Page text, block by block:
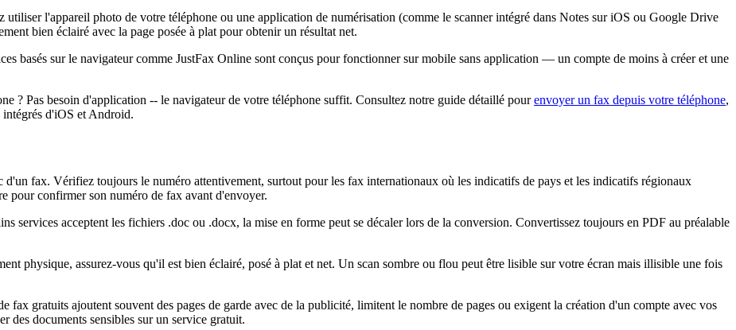
l'appareil photo de votre téléphone ou une application de numérisation (comme le scanner intégré dans Notes sur iOS ou Google Drive
bien éclairé avec la page posée à plat pour obtenir un résultat net.
basés sur le navigateur comme JustFax Online sont conçus pour fonctionner sur mobile sans application — un compte de moins à créer et une
? Pas besoin d'application -- le navigateur de votre téléphone suffit. Consultez notre guide détaillé pourenvoyer un fax depuis votre téléphone,
intégrés d'iOS et Android.
d'un fax. Vérifiez toujours le numéro attentivement, surtout pour les fax internationaux où les indicatifs de pays et les indicatifs régionaux
pour confirmer son numéro de fax avant d'envoyer.
services acceptent les fichiers .doc ou .docx, la mise en forme peut se décaler lors de la conversion. Convertissez toujours en PDF au préalable
physique, assurez-vous qu'il est bien éclairé, posé à plat et net. Un scan sombre ou flou peut être lisible sur votre écran mais illisible une fois
fax gratuits ajoutent souvent des pages de garde avec de la publicité, limitent le nombre de pages ou exigent la création d'un compte avec vos
des documents sensibles sur un service gratuit.